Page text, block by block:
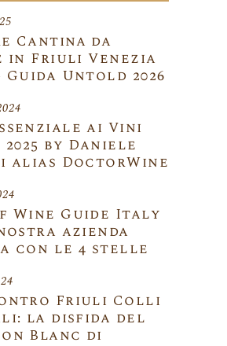
Cantina da
in Friuli Venezia
Untold 2026
ai Vini
by Daniele
alias DoctorWine
Wine Guide Italy
azienda
con le 4 stelle
Friuli Colli
la disfida del
Blanc di